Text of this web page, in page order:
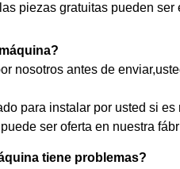
piezas gratuitas pueden
nosotros antes de
para instalar por usted si es
ser oferta en nuestra
tiene problemas?